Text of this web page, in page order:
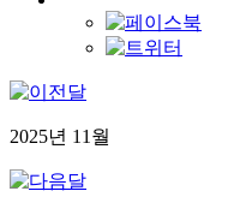
2025년 11 월